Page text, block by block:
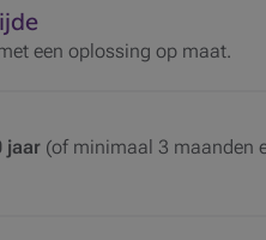
een oplossing op maat.
jaar(of minimaal 3 maanden